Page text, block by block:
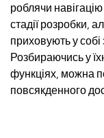
роблячи
стадії розробки,
приховують у
Розбираючись у
функціях, можна
повсякденного